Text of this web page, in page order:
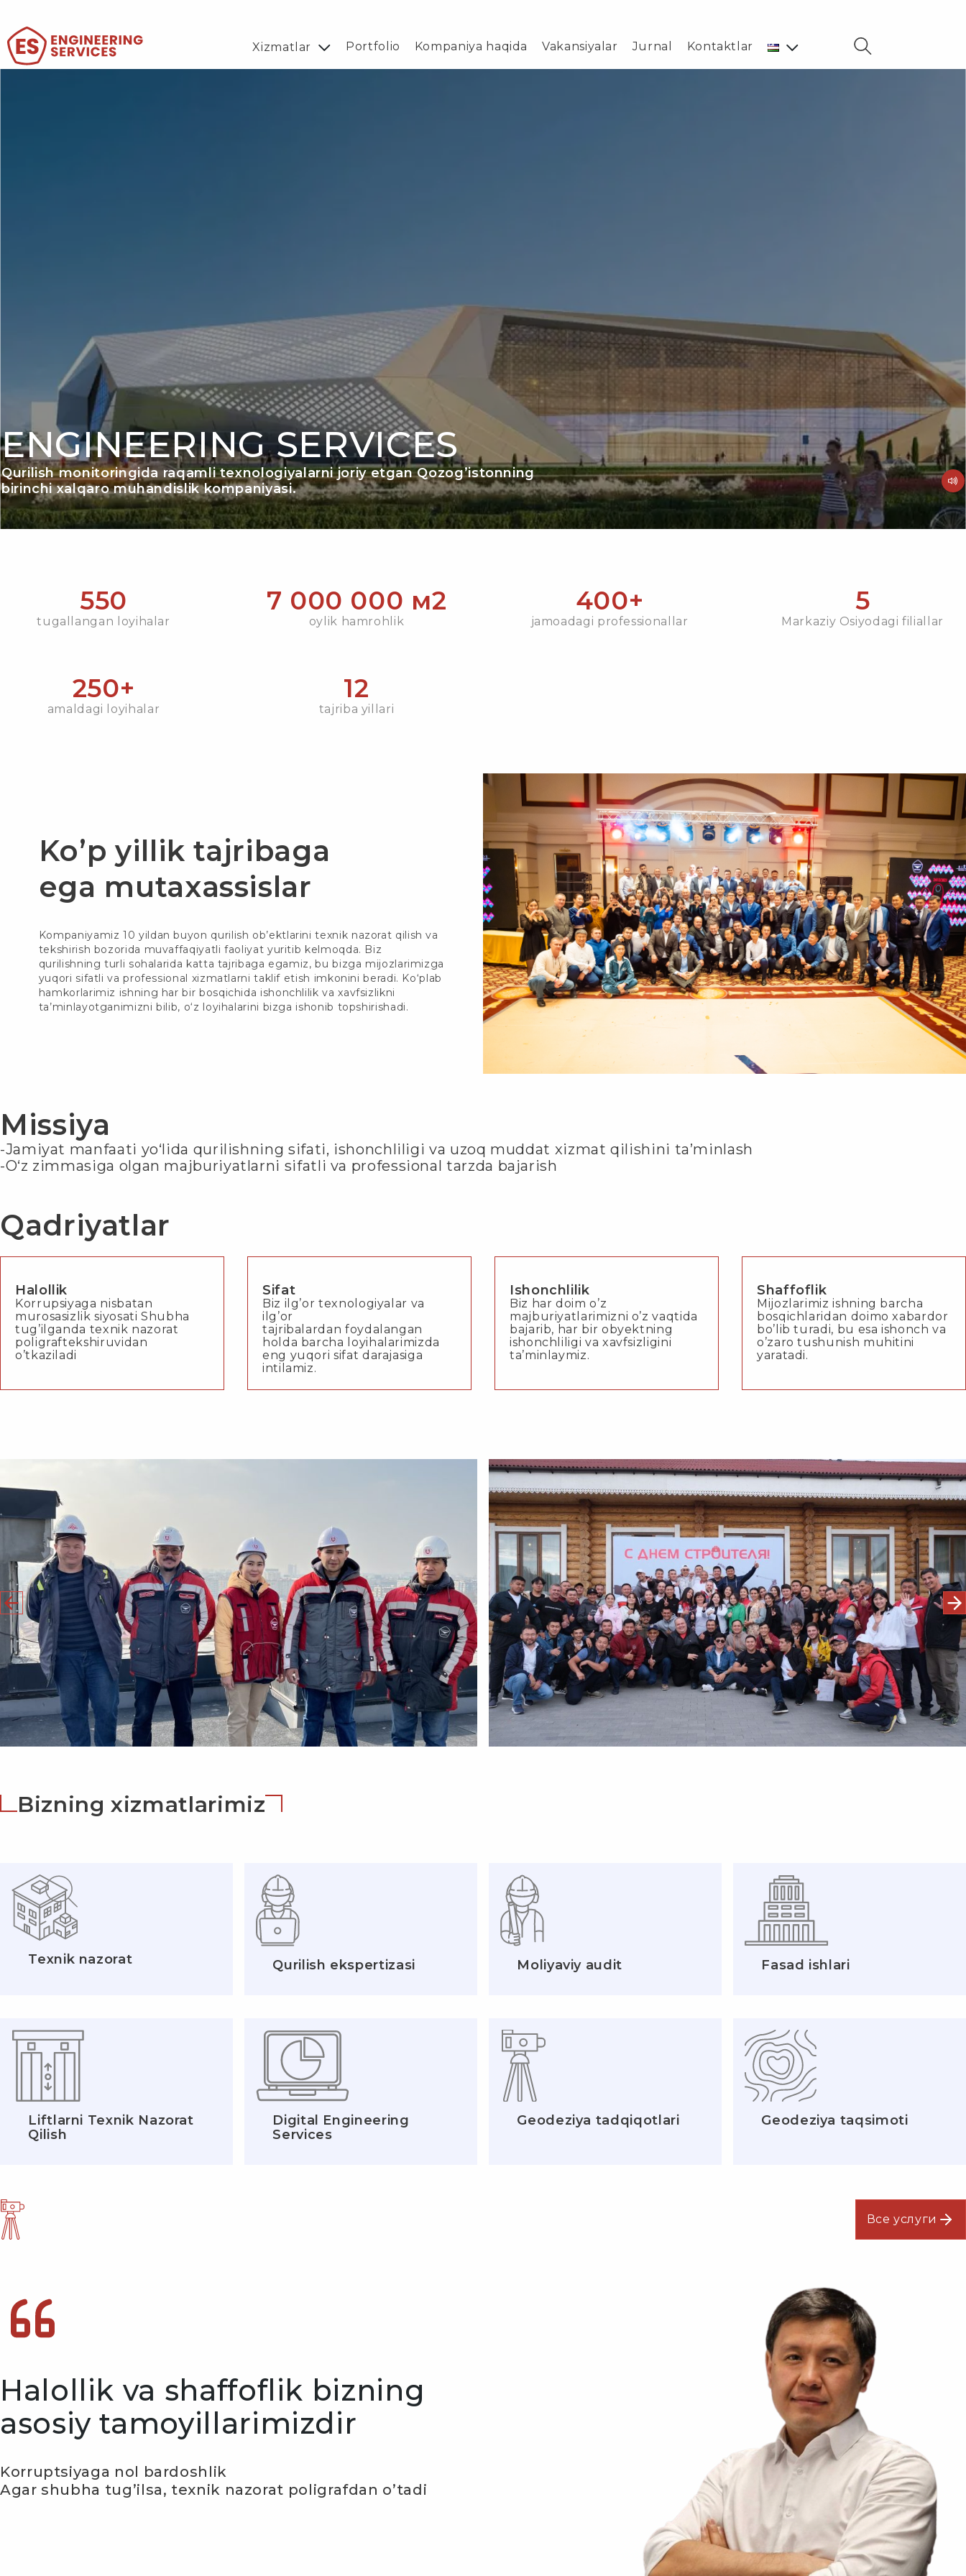
Xizmatlar Portfolio Kompaniya haqida Vakansiyalar Jurnal Kontaktlar
ENGINEERING SERVICES
Qurilish monitoringida raqamli texnologiyalarni joriy etgan Qozog’istonning
birinchi xalqaro muhandislik kompaniyasi.
550
tugallangan loyihalar
7 000 000 м2
oylik hamrohlik
400+
jamoadagi professionallar
5
Markaziy Osiyodagi filiallar
250+
amaldagi loyihalar
12
tajriba yillari
Ko’p yillik tajribaga
ega mutaxassislar
Kompaniyamiz 10 yildan buyon qurilish ob’ektlarini texnik nazorat qilish va
tekshirish bozorida muvaffaqiyatli faoliyat yuritib kelmoqda. Biz
qurilishning turli sohalarida katta tajribaga egamiz, bu bizga mijozlarimizga
yuqori sifatli va professional xizmatlarni taklif etish imkonini beradi. Ko‘plab
hamkorlarimiz ishning har bir bosqichida ishonchlilik va xavfsizlikni
ta’minlayotganimizni bilib, o‘z loyihalarini bizga ishonib topshirishadi.
Missiya
-Jamiyat manfaati yo‘lida qurilishning sifati, ishonchliligi va uzoq muddat xizmat qilishini ta’minlash
-O‘z zimmasiga olgan majburiyatlarni sifatli va professional tarzda bajarish
Qadriyatlar
Halollik
Korrupsiyaga nisbatan
murosasizlik siyosati Shubha
tug’ilganda texnik nazorat
poligraftekshiruvidan
o’tkaziladi
Sifat
Biz ilg’or texnologiyalar va
ilg’or
tajribalardan foydalangan
holda barcha loyihalarimizda
eng yuqori sifat darajasiga
intilamiz.
Ishonchlilik
Biz har doim o’z
majburiyatlarimizni o’z vaqtida
bajarib, har bir obyektning
ishonchliligi va xavfsizligini
ta’minlaymiz.
Shaffoflik
Mijozlarimiz ishning barcha
bosqichlaridan doimo xabardor
bo’lib turadi, bu esa ishonch va
o’zaro tushunish muhitini
yaratadi.
Bizning xizmatlarimiz
Texnik nazorat Qurilish ekspertizasi Moliyaviy audit Fasad ishlari
Liftlarni Texnik Nazorat
Qilish
Digital Engineering
Services
Geodeziya tadqiqotlari Geodeziya taqsimoti
Все услуги
Halollik va shaffoflik bizning
asosiy tamoyillarimizdir
Korruptsiyaga nol bardoshlik
Agar shubha tug’ilsa, texnik nazorat poligrafdan o’tadi